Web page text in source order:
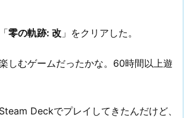
零の軌跡: 改 」をクリアした。
しむゲームだったかな。60時間以上遊
Deckでプレイしてきたんだけど、